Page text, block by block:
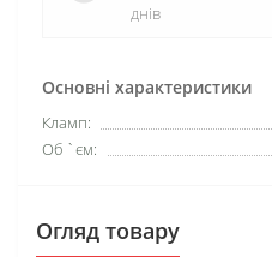
Основні характеристики
Кламп:
Об `єм:
днів
Огляд товару